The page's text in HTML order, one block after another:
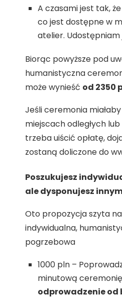
A czasami jest tak,
co jest dostępne w
atelier. Udostępniam
Biorąc powyższe pod
humanistyczna
może wynieść od 2350
Jeśli ceremonia
miejscach odległych
trzeba uiścić opłatę,
zostaną doliczone do
Poszukujesz
ale dysponujesz
Oto propozycja szyta
indywidualna,
pogrzebowa
1000 pln –
minutową
odprowadzenie od